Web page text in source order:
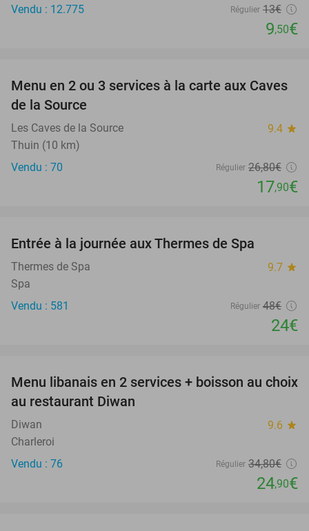
Vendu : 12.775
Régulier 13€
9,50€
33%
Menu en 2 ou 3 services à la carte aux Caves
de la Source
Les Caves de la Source 9.4 star
Thuin (10 km)
Vendu : 70
Régulier 26,80€
17,90€
Entrée à la journée aux Thermes de Spa
Thermes de Spa 9.7 star
Spa
Vendu : 581
Régulier 48€
24€
28%
Menu libanais en 2 services + boisson au choix
au restaurant Diwan
Diwan 9.6 star
Charleroi
Vendu : 76
Régulier 34,80€
24,90€